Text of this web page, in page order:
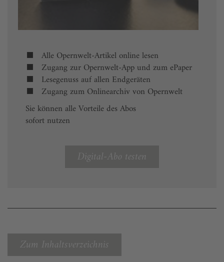
Alle Opernwelt-Artikel online lesen
Zugang zur Opernwelt-App und zum ePaper
Lesegenuss auf allen Endgeräten
Zugang zum Onlinearchiv von Opernwelt
Sie können alle Vorteile des Abos
sofort nutzen
Digital-Abo testen
Zum Inhaltsverzeichnis